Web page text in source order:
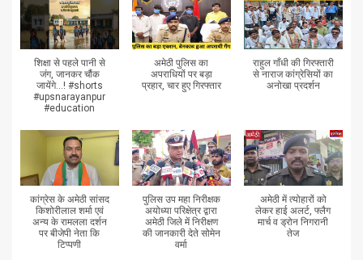
शिक्षा से पहले पानी से
जंग, जानकर चौंक
जायेंगे...! #shorts
#upsnarayanpur
#education
अमेठी पुलिस का
अपराधियों पर बड़ा
प्रहार, चार हुए गिरफ्तार
राहुल गाँधी की गिरफ्तारी
से नाराज कांग्रेसियों का
अनोखा प्रदर्शन
कांग्रेस के अमेठी सांसद
किशोरीलाल शर्मा एवं
अन्य के रामलला दर्शन
पर बीजेपी नेता कि
टिप्पणी
पुलिस उप महा निरीक्षक
अयोध्या परिक्षेत्र द्वारा
अमेठी जिले में निरीक्षण
की जानकारी देते सोमेन
वर्मा
अमेठी में त्योहारों को
लेकर हाई अलर्ट, फ्लैग
मार्च व ड्रोन निगरानी
तेज